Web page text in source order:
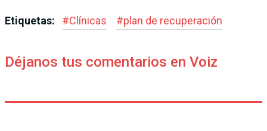
Etiquetas: #Clínicas #plan de recuperación
Déjanos tus comentarios en Voiz